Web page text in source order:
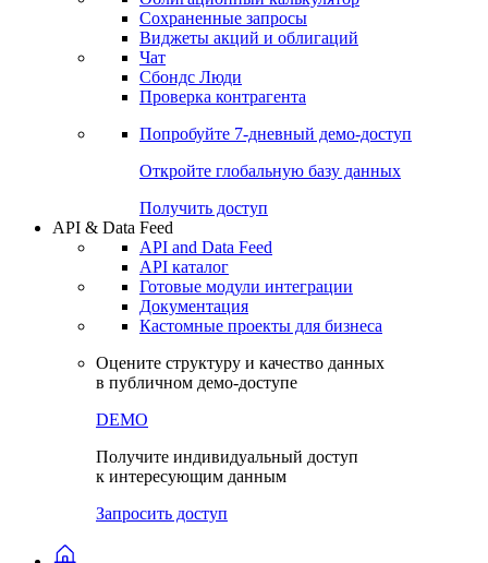
Сохраненные запросы
Виджеты акций и облигаций
Чат
Сбондс Люди
Проверка контрагента
Попробуйте 7-дневный демо-доступ
Откройте глобальную базу данных
Получить доступ
API & Data Feed
API and Data Feed
API каталог
Готовые модули интеграции
Документация
Кастомные проекты для бизнеса
Оцените структуру и качество данных
в публичном демо-доступе
DEMO
Получите индивидуальный доступ
к интересующим данным
Запросить доступ